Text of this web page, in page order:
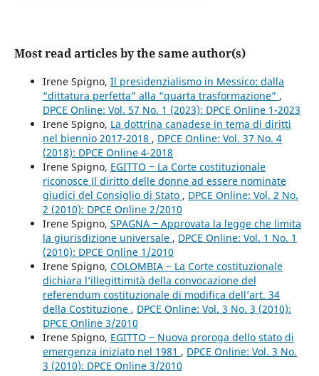
Most read articles by the same author(s)
Irene Spigno, Il presidenzialismo in Messico: dalla
“dittatura perfetta” alla “quarta trasformazione” ,
DPCE Online: Vol. 57 No. 1 (2023): DPCE Online 1-2023
Irene Spigno, La dottrina canadese in tema di diritti
nel biennio 2017-2018 , DPCE Online: Vol. 37 No. 4
(2018): DPCE Online 4-2018
Irene Spigno, EGITTO ‒ La Corte costituzionale
riconosce il diritto delle donne ad essere nominate
giudici del Consiglio di Stato , DPCE Online: Vol. 2 No.
2 (2010): DPCE Online 2/2010
Irene Spigno, SPAGNA ‒ Approvata la legge che limita
la giurisdizione universale , DPCE Online: Vol. 1 No. 1
(2010): DPCE Online 1/2010
Irene Spigno, COLOMBIA ‒ La Corte costituzionale
dichiara l’illegittimità della convocazione del
referendum costituzionale di modifica dell’art. 34
della Costituzione , DPCE Online: Vol. 3 No. 3 (2010):
DPCE Online 3/2010
Irene Spigno, EGITTO ‒ Nuova proroga dello stato di
emergenza iniziato nel 1981 , DPCE Online: Vol. 3 No.
3 (2010): DPCE Online 3/2010